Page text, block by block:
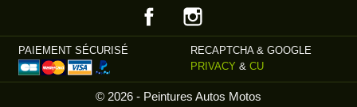
Facebook
PAIEMENT SÉCURISÉ
RECAPTCHA & GOOGLE
PRIVACY & CU
© 2026 - Peintures Autos Motos